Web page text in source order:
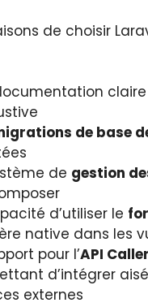
de choisir
de base
de gestion
d’utiliser le
native dans les
pour l’API Caller
d’intégrer
externes